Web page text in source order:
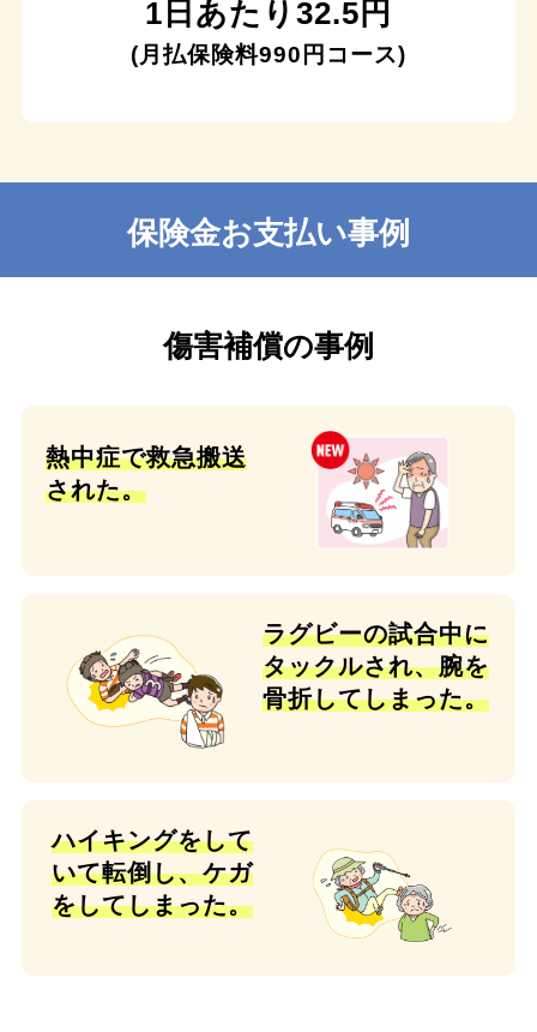
1日あたり32.5円
(月払保険料990円コース)
保険金お支払い事例
傷害補償の事例
熱中症で救急搬送
された。
ラグビーの試合中に
タックルされ、腕を
骨折してしまった。
ハイキングをして
いて転倒し、ケガ
をしてしまった。